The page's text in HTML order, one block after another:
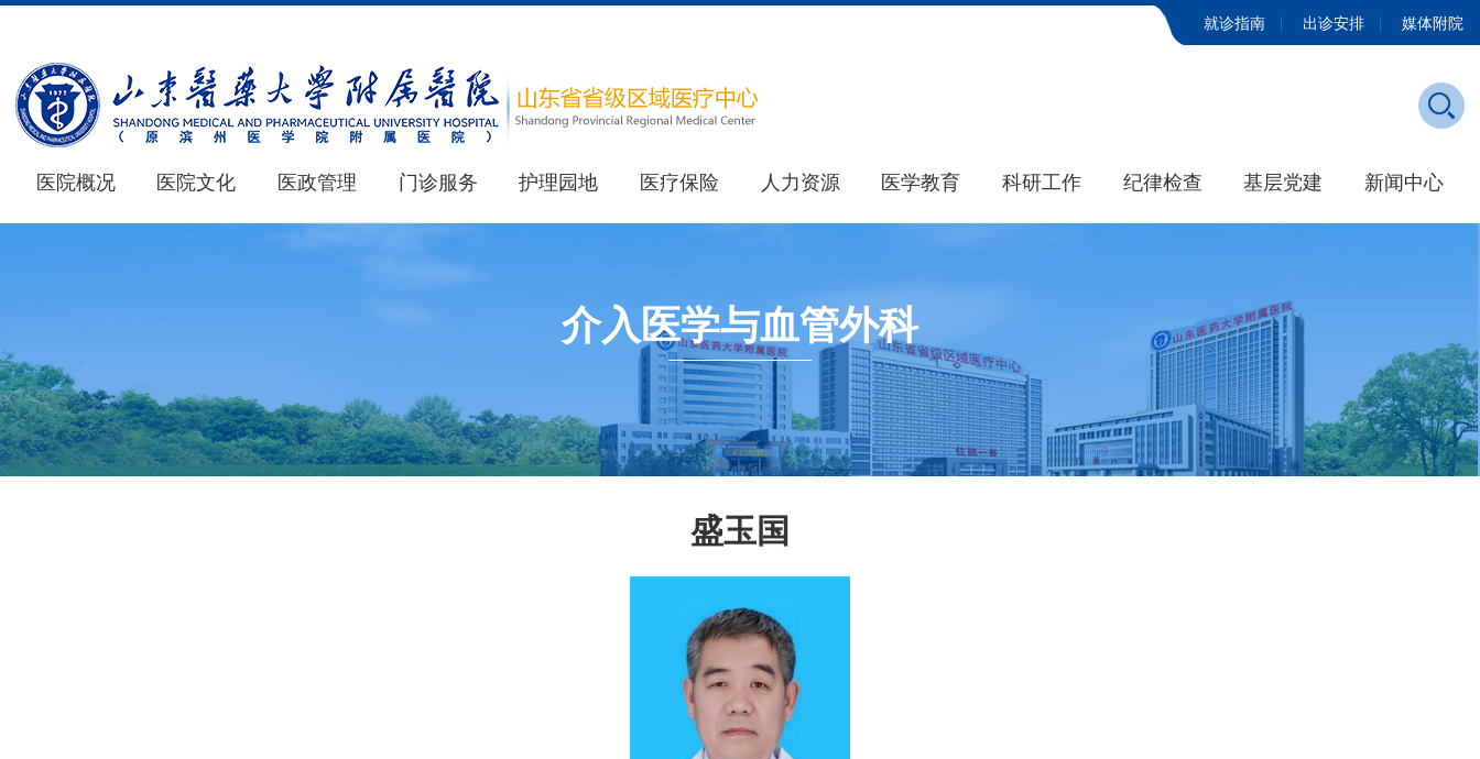
就诊指南 出诊安排 媒体附院
医院概况
MORE+
医院简介 医院荣誉
医院文化 医政管理 门诊服务 护理园地 医疗保险 人力资源 医学教育
仁心 · 妙术
教育处 研究生处(住院医师规范化培训办公室)
科研工作 纪律检查 基层党建 新闻中心
MORE+
重要新闻 其他新闻 媒体附院
健康科普 最新公告 招标公告
介入医学与血管外科
盛玉国